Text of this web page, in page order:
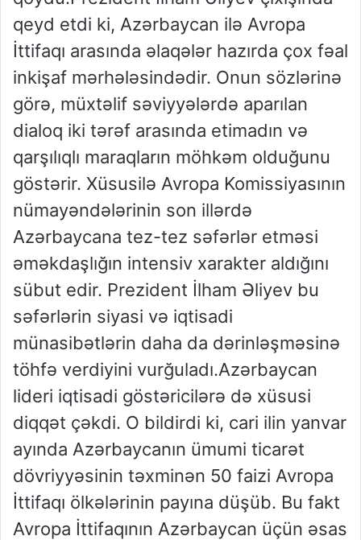
qeyd etdi ki, Azərbaycan ilə Avropa
İttifaqı arasında əlaqələr hazırda çox fəal
inkişaf mərhələsindədir. Onun sözlərinə
görə, müxtəlif səviyyələrdə aparılan
dialoq iki tərəf arasında etimadın və
qarşılıqlı maraqların möhkəm olduğunu
göstərir. Xüsusilə Avropa Komissiyasının
nümayəndələrinin son illərdə
Azərbaycana tez-tez səfərlər etməsi
əməkdaşlığın intensiv xarakter aldığını
sübut edir. Prezident İlham Əliyev bu
səfərlərin siyasi və iqtisadi
münasibətlərin daha da dərinləşməsinə
töhfə verdiyini vurğuladı.Azərbaycan
lideri iqtisadi göstəricilərə də xüsusi
diqqət çəkdi. O bildirdi ki, cari ilin yanvar
ayında Azərbaycanın ümumi ticarət
dövriyyəsinin təxminən 50 faizi Avropa
İttifaqı ölkələrinin payına düşüb. Bu fakt
Avropa İttifaqının Azərbaycan üçün əsas